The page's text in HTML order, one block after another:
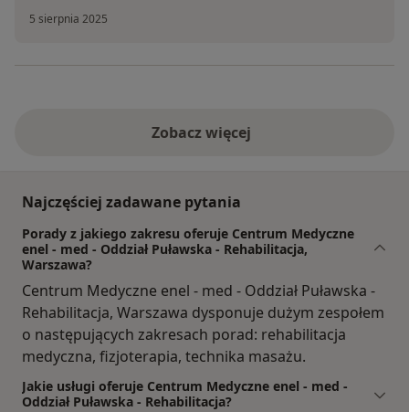
5 sierpnia 2025
Zobacz więcej
Najczęściej zadawane pytania
Porady z jakiego zakresu oferuje Centrum Medyczne
enel - med - Oddział Puławska - Rehabilitacja,
Warszawa?
Centrum Medyczne enel - med - Oddział Puławska -
Rehabilitacja, Warszawa dysponuje dużym zespołem
o następujących zakresach porad: rehabilitacja
medyczna, fizjoterapia, technika masażu.
Jakie usługi oferuje Centrum Medyczne enel - med -
Oddział Puławska - Rehabilitacja?